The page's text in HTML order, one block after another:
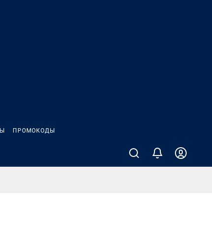
ПРОМОКОДЫ